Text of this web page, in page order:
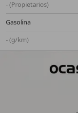
- (Propietarios)
Gasolina
- (g/km)